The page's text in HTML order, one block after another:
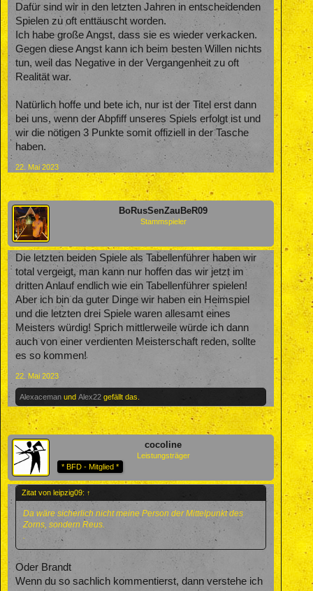
Dafür sind wir in den letzten Jahren in entscheidenden
Spielen zu oft enttäuscht worden.
Ich habe große Angst, dass sie es wieder verkacken.
Gegen diese Angst kann ich beim besten Willen nichts
tun, weil das Negative in der Vergangenheit zu oft
Realität war.
Natürlich hoffe und bete ich, nur ist der Titel erst dann
bei uns, wenn der Abpfiff unseres Spiels erfolgt ist und
wir die nötigen 3 Punkte somit offiziell in der Tasche
haben.
22. Mai 2023
BoRusSenZauBeR09
Stammspieler
Die letzten beiden Spiele als Tabellenführer haben wir
total vergeigt, man kann nur hoffen das wir jetzt im
dritten Anlauf endlich wie ein Tabellenführer spielen!
Aber ich bin da guter Dinge wir haben ein Heimspiel
und die letzten drei Spiele waren allesamt eines
Meisters würdig! Sprich mittlerweile würde ich dann
auch von einer verdienten Meisterschaft reden, sollte
es so kommen!
22. Mai 2023
Alexaceman und Alex22 gefällt das.
cocoline
Leistungsträger
* BFD - Mitglied *
Zitat von leipzig09: ↑
Da wäre sicherlich nicht meine Person der Mittelpunkt des
Zorns, sondern Reus.
.
Oder Brandt
Wenn du so sachlich kommentierst, dann verstehe ich